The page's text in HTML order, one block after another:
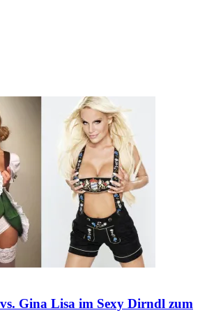
Gina Lisa im Sexy Dirndl zum